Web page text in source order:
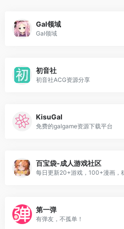
Gal领域
Gal领域
初音社
初音社ACG资源分享
KisuGal
免费的galgame资源下载平台
百宝袋-成人游戏社区
每日更新20+游戏，100+漫画，
第一弹
有弹友，不孤单！